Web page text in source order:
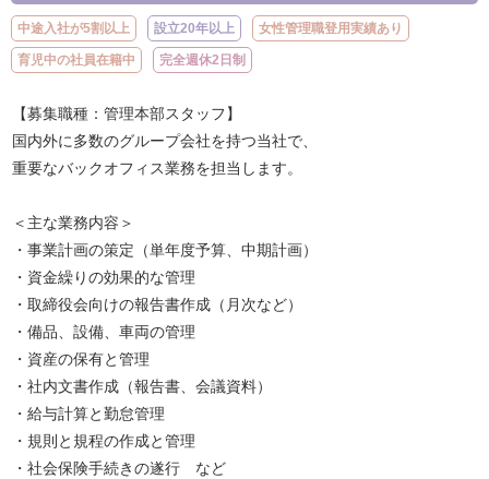
中途入社が5割以上 設立20年以上 女性管理職登用実績あり
育児中の社員在籍中 完全週休2日制
【募集職種：管理本部スタッフ】
国内外に多数のグループ会社を持つ当社で、
重要なバックオフィス業務を担当します。
＜主な業務内容＞
・事業計画の策定（単年度予算、中期計画）
・資金繰りの効果的な管理
・取締役会向けの報告書作成（月次など）
・備品、設備、車両の管理
・資産の保有と管理
・社内文書作成（報告書、会議資料）
・給与計算と勤怠管理
・規則と規程の作成と管理
・社会保険手続きの遂行 など